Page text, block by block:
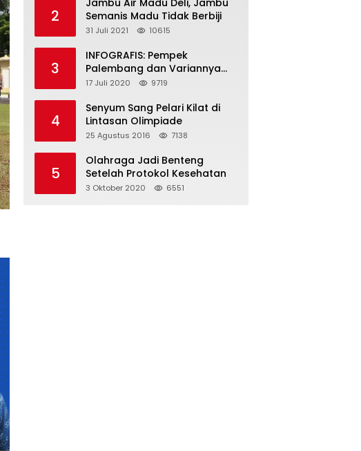
2
Jambu Air Madu Deli, Jambu
Semanis Madu Tidak Berbiji
31 Juli 2021 10615
3
INFOGRAFIS: Pempek
Palembang dan Variannya
yang Melegenda
17 Juli 2020 9719
4
Senyum Sang Pelari Kilat di
Lintasan Olimpiade
25 Agustus 2016 7138
5
Olahraga Jadi Benteng
Setelah Protokol Kesehatan
3 Oktober 2020 6551